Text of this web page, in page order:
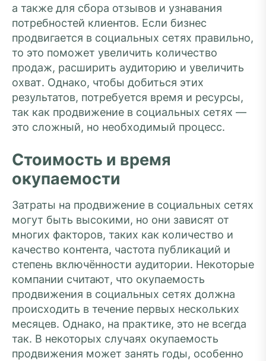
а также для сбора отзывов и узнавания
потребностей клиентов. Если бизнес
продвигается в социальных сетях правильно,
то это поможет увеличить количество
продаж, расширить аудиторию и увеличить
охват. Однако, чтобы добиться этих
результатов, потребуется время и ресурсы,
так как продвижение в социальных сетях —
это сложный, но необходимый процесс.
Стоимость и время
окупаемости
Затраты на продвижение в социальных сетях
могут быть высокими, но они зависят от
многих факторов, таких как количество и
качество контента, частота публикаций и
степень включённости аудитории. Некоторые
компании считают, что окупаемость
продвижения в социальных сетях должна
происходить в течение первых нескольких
месяцев. Однако, на практике, это не всегда
так. В некоторых случаях окупаемость
продвижения может занять годы, особенно